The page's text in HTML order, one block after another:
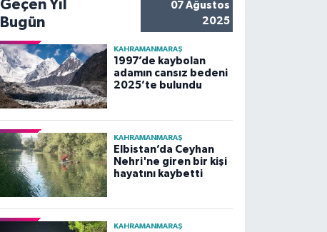
Geçen Yıl
Bugün
07 Ağustos
2025
KAHRAMANMARAŞ
1997’de kaybolan
adamın cansız bedeni
2025’te bulundu
KAHRAMANMARAŞ
Elbistan’da Ceyhan
Nehri'ne giren bir kişi
hayatını kaybetti
KAHRAMANMARAŞ